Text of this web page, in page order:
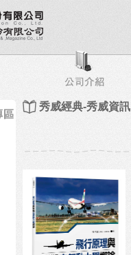
書店專區 目錄下載
秀威經典-秀威資訊